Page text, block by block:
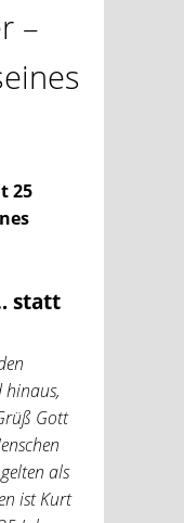
–
25
statt
hinaus,
Gott
als
ist Kurt